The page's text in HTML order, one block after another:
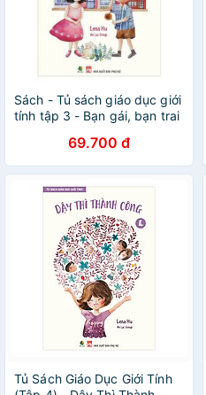
Sách - Tủ sách giáo dục giới
tính tập 3 - Bạn gái, bạn trai
69.700 đ
Tủ Sách Giáo Dục Giới Tính